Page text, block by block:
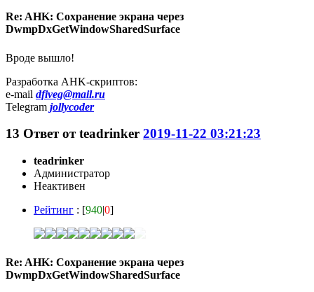
Re: AHK: Сохранение экрана через
DwmpDxGetWindowSharedSurface
Вроде вышло!
Разработка AHK-скриптов:
e-mail dfiveg@mail.ru
Telegram jollycoder
13 Ответ отteadrinker 2019-11-22 03:21:23
teadrinker
Администратор
Неактивен
Рейтинг : [940|0]
Re: AHK: Сохранение экрана через
DwmpDxGetWindowSharedSurface